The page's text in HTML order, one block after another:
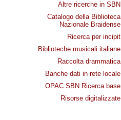
Altre ricerche in SBN
Catalogo della Biblioteca
Nazionale Braidense
Ricerca per incipit
Biblioteche musicali italiane
Raccolta drammatica
Banche dati in rete locale
OPAC SBN Ricerca base
Risorse digitalizzate